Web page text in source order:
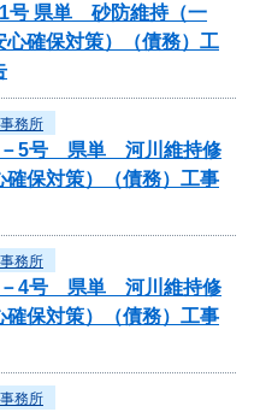
1号 県単 砂防維持（一
確保対策）（債務）工
務所
－5号 県単 河川維持修
保対策）（債務）工事
務所
－4号 県単 河川維持修
保対策）（債務）工事
務所